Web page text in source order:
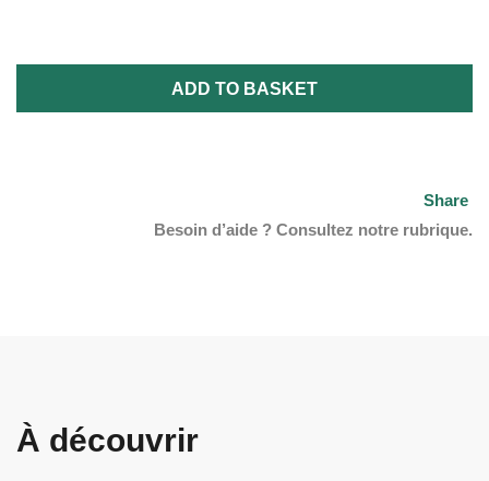
ADD TO BASKET
Share
Besoin d’aide ? Consultez notre rubrique.
À découvrir